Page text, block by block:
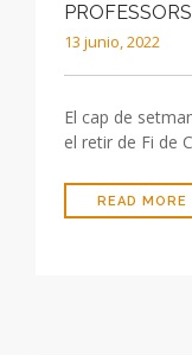
PROFESSORS
13 junio, 2022
El cap de
el retir de Fi de
READ MORE